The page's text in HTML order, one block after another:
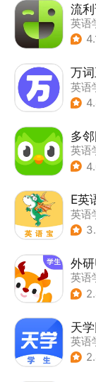
流
英语
万
英语
多
英语
E英
英语
外
英语
天
英语